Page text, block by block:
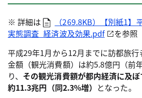
※ 詳細は
（269.8KB）【別紙1】
実態調査_経済波及効果.pdf
を参照
平成29年1月から12月までに訪都旅
金額（観光消費額）は約5.8億円（前
り、 その観光消費額が都内経済に及
約11.3兆円（同2.3%増） となった。